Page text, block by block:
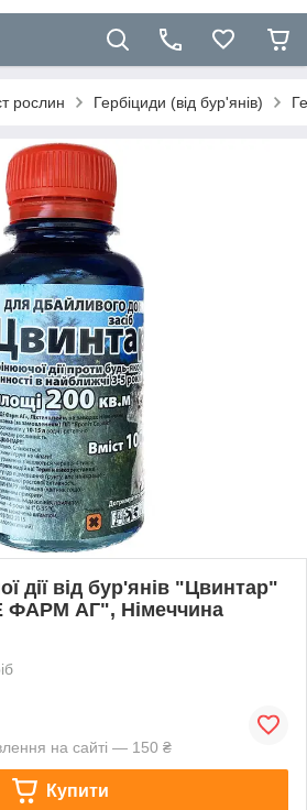
рослин Гербіциди (від бур'янів)
дії від бур'янів "Цвинтар"
ФАРМ АГ", Німеччина
на сайті — 150 ₴
Купити